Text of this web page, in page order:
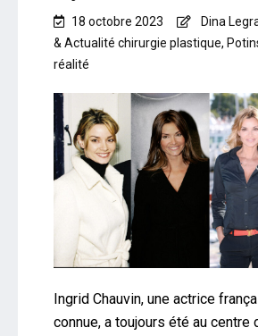
18 octobre 2023 Dina
& Actualité chirurgie plastique,
réalité
Ingrid Chauvin, une actrice
connue, a toujours été au centre